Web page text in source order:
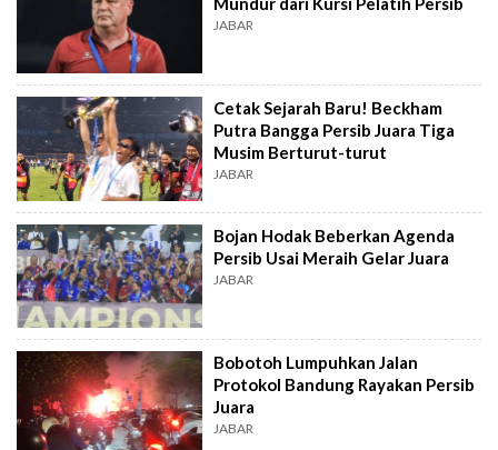
JABAR
Cetak Sejarah Baru! Beckham
Putra Bangga Persib Juara Tiga
Musim Berturut-turut
JABAR
Bojan Hodak Beberkan Agenda
Persib Usai Meraih Gelar Juara
JABAR
Bobotoh Lumpuhkan Jalan
Protokol Bandung Rayakan Persib
Juara
JABAR